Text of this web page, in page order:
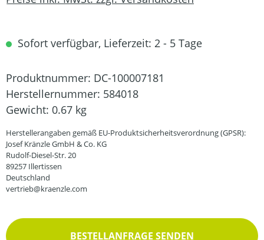
Sofort verfügbar, Lieferzeit: 2 - 5 Tage
Produktnummer: DC-100007181
Herstellernummer: 584018
Gewicht: 0.67 kg
Herstellerangaben gemäß EU-Produktsicherheitsverordnung (GPSR):
Josef Kränzle GmbH & Co. KG
Rudolf-Diesel-Str. 20
89257 Illertissen
Deutschland
vertrieb@kraenzle.com
BESTELLANFRAGE SENDEN